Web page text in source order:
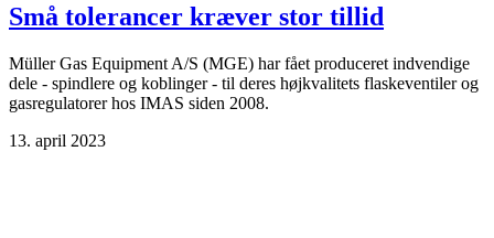
Små tolerancer kræver stor tillid
Müller Gas Equipment A/S (MGE) har fået produceret indvendige
dele - spindlere og koblinger - til deres højkvalitets flaskeventiler og
gasregulatorer hos IMAS siden 2008.
13. april 2023